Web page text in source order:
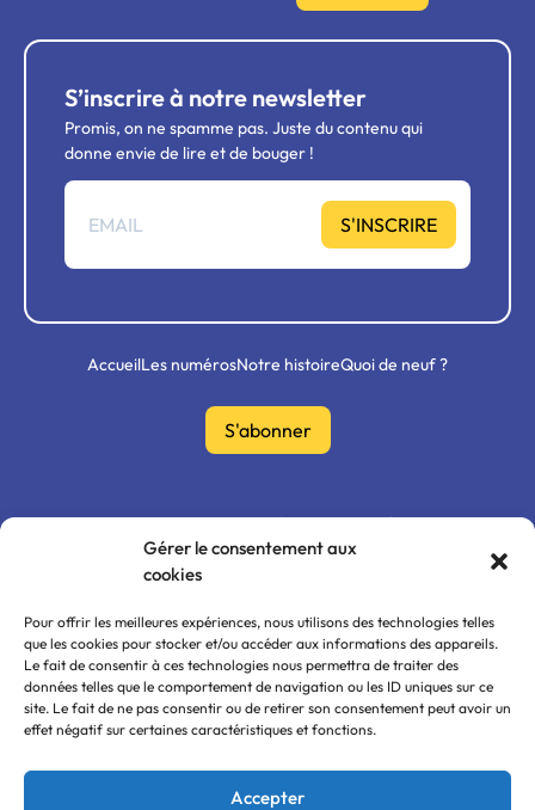
Gérer le consentement aux
cookies
Pour offrir les meilleures expériences, nous utilisons des technologies telles
que les cookies pour stocker et/ou accéder aux informations des appareils.
Le fait de consentir à ces technologies nous permettra de traiter des
données telles que le comportement de navigation ou les ID uniques sur ce
site. Le fait de ne pas consentir ou de retirer son consentement peut avoir un
effet négatif sur certaines caractéristiques et fonctions.
Accepter
AccueilLes numérosNotre histoireQuoi de neuf ?
S'abonner
Mon compteFAQ0ù nous trouver ?
S’inscrire à notre newsletter
Promis, on ne spamme pas. Juste du contenu qui
donne envie de lire et de bouger !
S'INSCRIRE